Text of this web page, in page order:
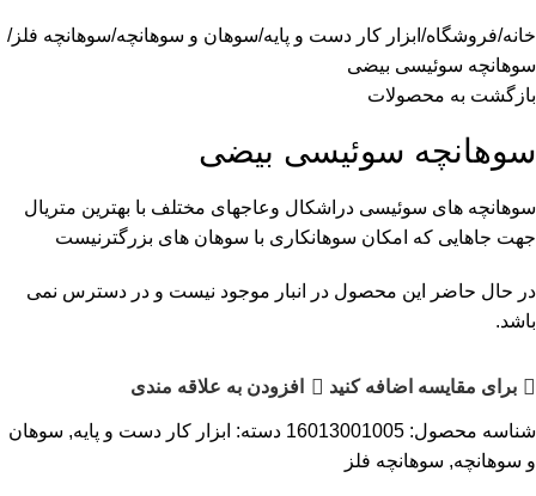
خانه فروشگاه ابزار کار دست و پایه سوهان و سوهانچه سوهانچه فلز
سوهانچه سوئیسی بیضی
بازگشت به محصولات
سوهانچه سوئیسی بیضی
سوهانچه های سوئیسی دراشکال وعاجهای مختلف با بهترین متریال
جهت جاهایی که امکان سوهانکاری با سوهان های بزرگترنیست
در حال حاضر این محصول در انبار موجود نیست و در دسترس نمی
باشد.
برای مقایسه اضافه کنید افزودن به علاقه مندی
شناسه محصول: 16013001005 دسته: ابزار کار دست و پایه, سوهان
و سوهانچه, سوهانچه فلز